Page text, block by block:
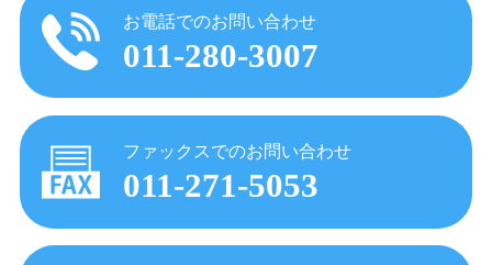
お電話でのお問い合わせ
011-280-3007
ファックスでのお問い合わせ
011-271-5053